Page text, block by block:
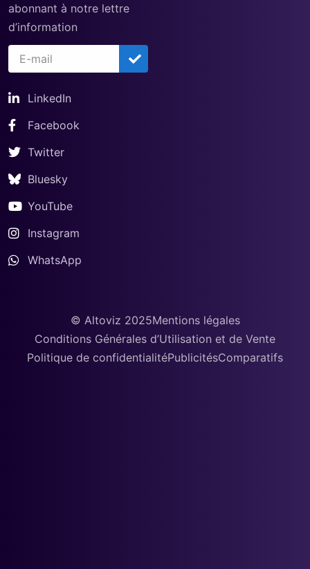
abonnant à notre lettre
d’information
LinkedIn
Facebook
Twitter
Bluesky
YouTube
Instagram
WhatsApp
© Altoviz 2025Mentions légales
Conditions Générales d’Utilisation et de Vente
Politique de confidentialitéPublicitésComparatifs